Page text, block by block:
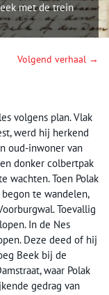
met de trein
Volgend verhaal →
volgens plan. Vlak
werd hij herkend
oud-inwoner van
donker colbertpak
wachten. Toen Polak
te wandelen,
Toevallig
In de Nes
Deze deed of hij
Beek bij de
waar Polak
gedrag van